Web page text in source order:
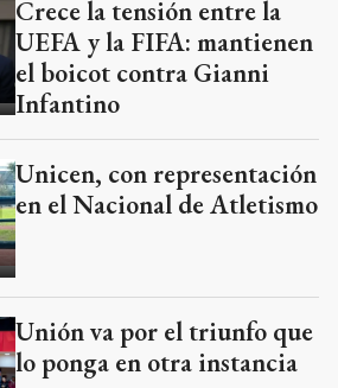
Crece la tensión entre la
UEFA y la FIFA: mantienen
el boicot contra Gianni
Infantino
Unicen, con representación
en el Nacional de Atletismo
Unión va por el triunfo que
lo ponga en otra instancia